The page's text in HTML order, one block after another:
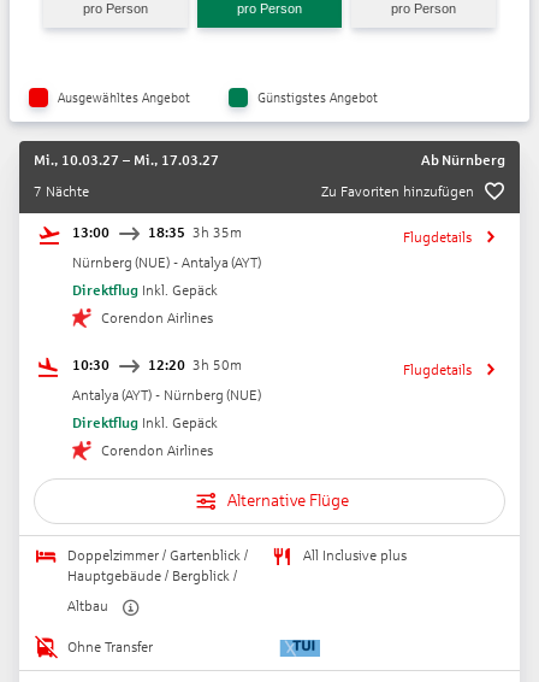
pro Person pro Person pro Person
Ausgewähltes Angebot Günstigstes Angebot
Mi., 10.03.27 – Mi., 17.03.27 Ab Nürnberg
7 Nächte
Zu Favoriten hinzufügen
13:00 18:35 3h 35m
Nürnberg (NUE) - Antalya (AYT)
Direktflug Inkl. Gepäck
Corendon Airlines
Flugdetails
10:30 12:20 3h 50m
Antalya (AYT) - Nürnberg (NUE)
Direktflug Inkl. Gepäck
Corendon Airlines
Flugdetails
Alternative Flüge
Doppelzimmer / Gartenblick /
Hauptgebäude / Bergblick /
Altbau
All Inclusive plus
Ohne Transfer